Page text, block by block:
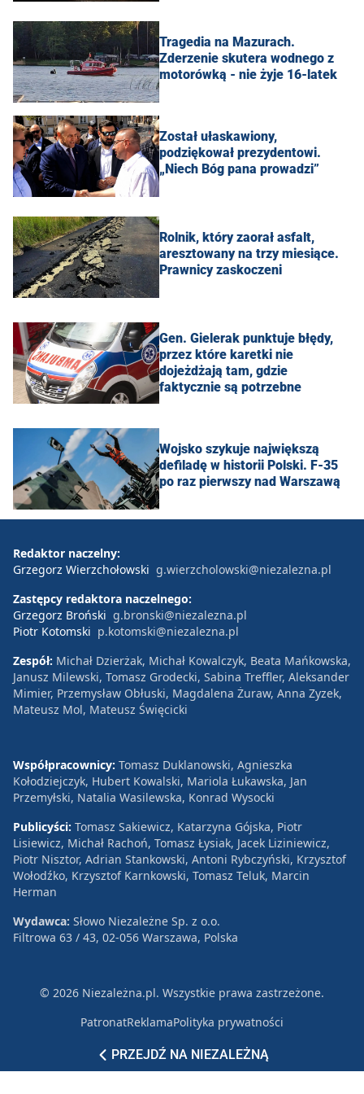
Tragedia na Mazurach.
Zderzenie skutera wodnego z
motorówką - nie żyje 16-latek
Został ułaskawiony,
podziękował prezydentowi.
„Niech Bóg pana prowadzi”
Rolnik, który zaorał asfalt,
aresztowany na trzy miesiące.
Prawnicy zaskoczeni
Gen. Gielerak punktuje błędy,
przez które karetki nie
dojeżdżają tam, gdzie
faktycznie są potrzebne
Wojsko szykuje największą
defiladę w historii Polski. F-35
po raz pierwszy nad Warszawą
PRZEJDŹ NA NIEZALEŻNĄ
Redaktor naczelny:
Grzegorz Wierzchołowski g.wierzcholowski@niezalezna.pl
Zastępcy redaktora naczelnego:
Grzegorz Broński g.bronski@niezalezna.pl
Piotr Kotomski p.kotomski@niezalezna.pl
Zespół: Michał Dzierżak, Michał Kowalczyk, Beata Mańkowska,
Janusz Milewski, Tomasz Grodecki, Sabina Treffler, Aleksander
Mimier, Przemysław Obłuski, Magdalena Żuraw, Anna Zyzek,
Mateusz Mol, Mateusz Święcicki
Współpracownicy: Tomasz Duklanowski, Agnieszka
Kołodziejczyk, Hubert Kowalski, Mariola Łukawska, Jan
Przemyłski, Natalia Wasilewska, Konrad Wysocki
Publicyści: Tomasz Sakiewicz, Katarzyna Gójska, Piotr
Lisiewicz, Michał Rachoń, Tomasz Łysiak, Jacek Liziniewicz,
Piotr Nisztor, Adrian Stankowski, Antoni Rybczyński, Krzysztof
Wołodźko, Krzysztof Karnkowski, Tomasz Teluk, Marcin
Herman
Wydawca: Słowo Niezależne Sp. z o.o.
Filtrowa 63 / 43, 02-056 Warszawa, Polska
© 2026 Niezależna.pl. Wszystkie prawa zastrzeżone.
PatronatReklamaPolityka prywatności